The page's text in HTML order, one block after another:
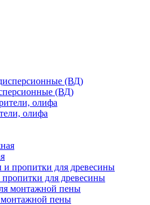
(ВД)
олифа
для древесины
пены